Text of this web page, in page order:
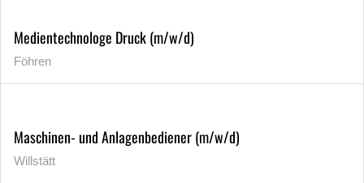
Medientechnologe Druck (m/w/d)
Föhren
Maschinen- und Anlagenbediener (m/w/d)
Willstätt